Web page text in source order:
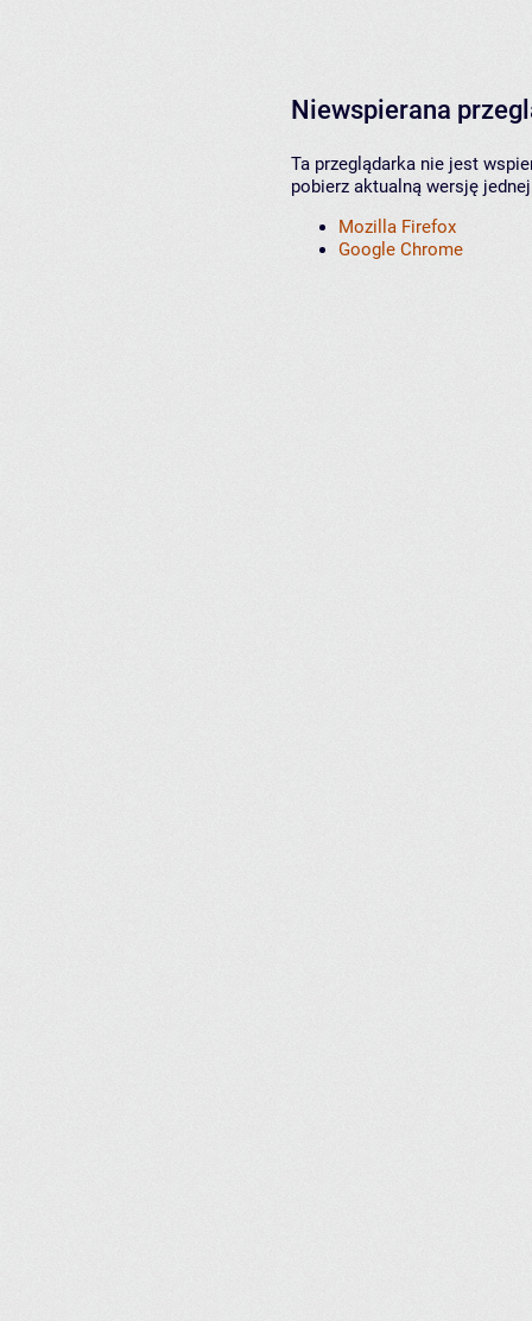
Niewspierana
Ta przeglądarka nie jest
pobierz aktualną wersję
Mozilla Firefox
Google Chrome